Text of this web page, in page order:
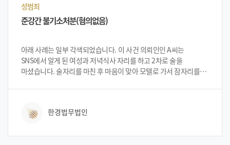
성범죄
준강간 불기소처분(혐의없음)
아래 사례는 일부 각색되었습니다. 이 사건 의뢰인인 A씨는
SNS에서 알게 된 여성과 저녁식사 자리를 하고 2차로 술을
마셨습니다. 술자리를 마친 후 마음이 맞아 모텔로 가서 잠자리를
생각했으나 나중에 B씨가 준강간으로 고소하자 법무법인 한경을
A씨의 무혐의 입증 가능성이 있다고 설명 하였고 이에 의뢰인A씨는
한경법무법인